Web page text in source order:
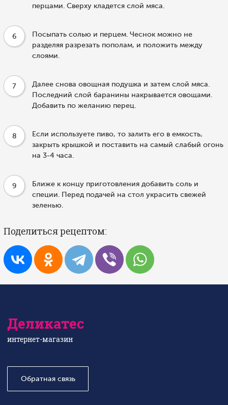
перцами. Сверху кладется слой мяса.
6
Посыпать солью и перцем. Чеснок можно не
разделяя разрезать пополам, и положить между
слоями.
7
Далее снова овощная подушка и затем слой мяса.
Последний слой баранины накрывается овощами.
Добавить по желанию перец.
8
Если используете пиво, то залить его в емкость,
закрыть крышкой и поставить на самый слабый огонь
на 3-4 часа.
9
Ближе к концу приготовления добавить соль и
специи. Перед подачей на стол украсить свежей
зеленью.
Поделиться рецептом:
Деликатес
интернет-магазин
Обратная связь